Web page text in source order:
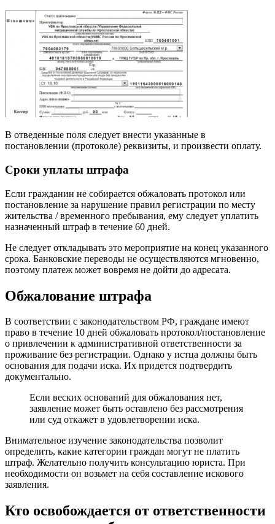
В отведенные поля следует внести указанные в
постановлении (протоколе) реквизиты, и произвести оплату.
Сроки уплаты штрафа
Если гражданин не собирается обжаловать протокол или
постановление за нарушение правил регистрации по месту
жительства / временного пребывания, ему следует уплатить
назначенный штраф в течение 60 дней.
Не следует откладывать это мероприятие на конец указанного
срока. Банковские переводы не осуществляются мгновенно,
поэтому платеж может вовремя не дойти до адресата.
Обжалование штрафа
В соответствии с законодательством РФ, граждане имеют
право в течение 10 дней обжаловать протокол/постановление
о привлечении к административной ответственности за
проживание без регистрации. Однако у истца должны быть
основания для подачи иска. Их придется подтвердить
документально.
Если веских оснований для обжалования нет,
заявление может быть оставлено без рассмотрения
или суд откажет в удовлетворении иска.
Внимательное изучение законодательства позволит
определить, какие категории граждан могут не платить
штраф. Желательно получить консультацию юриста. При
необходимости он возьмет на себя составление искового
заявления.
Кто освобождается от ответственности